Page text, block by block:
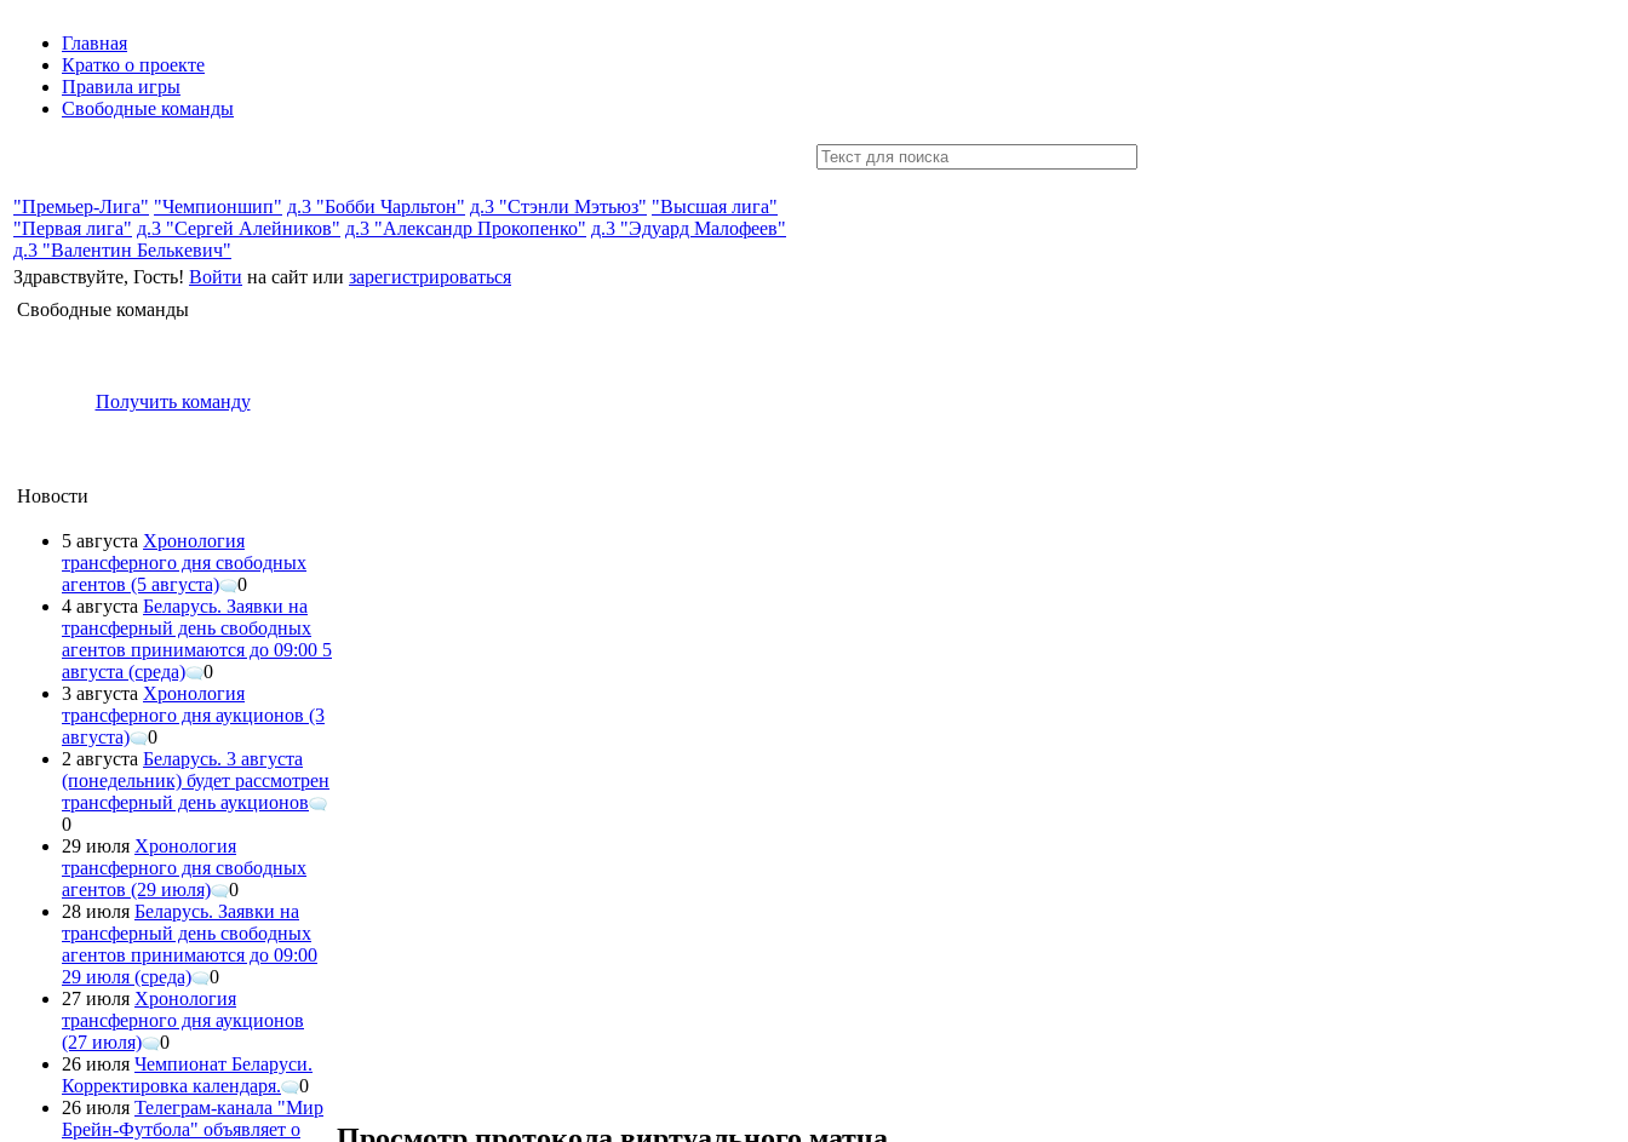
Главная
Кратко о проекте
Правила игры
Свободные команды
"Премьер-Лига" "Чемпионшип" д.3 "Бобби Чарльтон" д.3 "Стэнли Мэтьюз" "Высшая лига"
"Первая лига" д.3 "Сергей Алейников" д.3 "Александр Прокопенко" д.3 "Эдуард Малофеев"
д.3 "Валентин Белькевич"
Здравствуйте, Гость! Войти на сайт или зарегистрироваться
Свободные команды
Получить команду
Новости
5 августа Хронология
трансферного дня свободных
агентов (5 августа)
0
4 августа Беларусь. Заявки на
трансферный день свободных
агентов принимаются до 09:00 5
августа (среда)
0
3 августа Хронология
трансферного дня аукционов (3
августа)
0
2 августа Беларусь. 3 августа
(понедельник) будет рассмотрен
трансферный день аукционов
0
29 июля Хронология
трансферного дня свободных
агентов (29 июля)
0
28 июля Беларусь. Заявки на
трансферный день свободных
агентов принимаются до 09:00
29 июля (среда)
0
27 июля Хронология
трансферного дня аукционов
(27 июля)
0
26 июля Чемпионат Беларуси.
Корректировка календаря.
0
26 июля Телеграм-канала "Мир
Брейн-Футбола" объявляет о